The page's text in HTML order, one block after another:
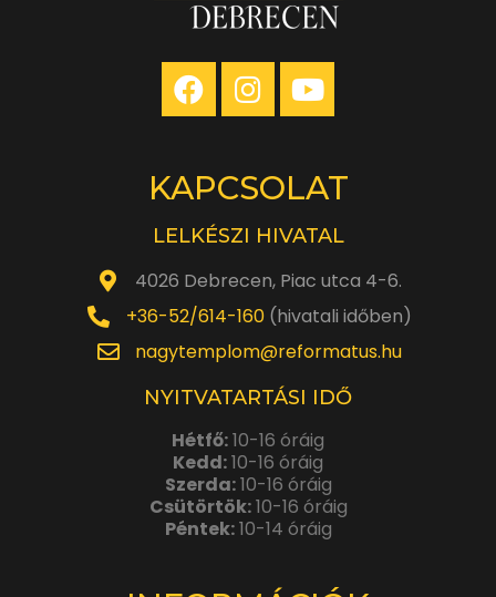
KAPCSOLAT
LELKÉSZI HIVATAL
4026 Debrecen, Piac utca 4-6.
+36-52/614-160(hivatali időben)
nagytemplom@reformatus.hu
NYITVATARTÁSI IDŐ
Hétfő:10-16 óráig
Kedd:10-16 óráig
Szerda:10-16 óráig
Csütörtök:10-16 óráig
Péntek:10-14 óráig